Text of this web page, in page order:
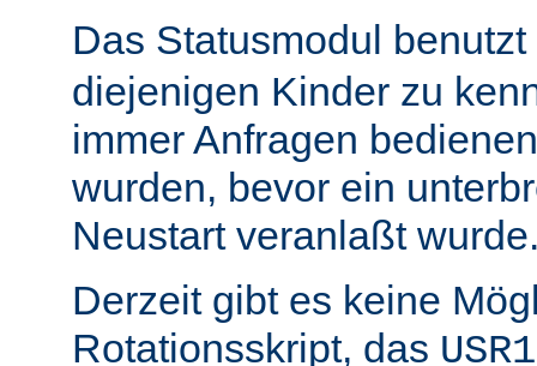
Das Statusmodul
diejenigen Kinder zu
immer Anfragen
wurden, bevor ein
Neustart veranlaßt
Derzeit gibt es keine
Rotationsskript, das USR1